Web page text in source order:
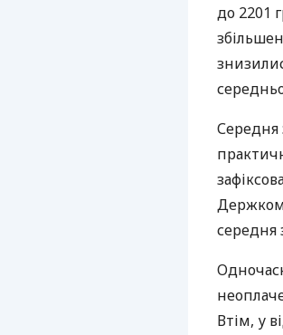
до 2201
Середня
середня
Втім, у